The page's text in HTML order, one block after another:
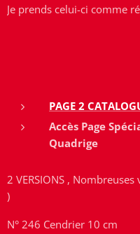
Je prends celui-ci comme
PAGE 2
Accès Page
Quadrige
2 VERSIONS ,
)
N° 246 Cendrier 10 cm